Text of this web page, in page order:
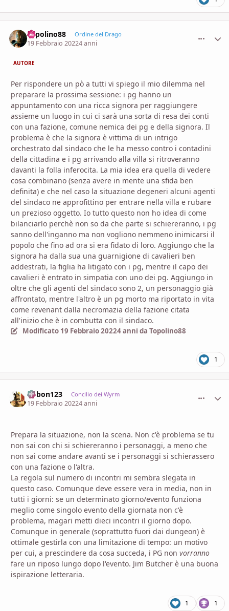
Topolino88 Ordine del Drago
19 Febbraio 20224 anni
AUTORE
Per rispondere un pò a tutti vi spiego il mio dilemma nel
preparare la prossima sessione: i pg hanno un
appuntamento con una ricca signora per raggiungere
assieme un luogo in cui ci sarà una sorta di resa dei conti
con una fazione, comune nemica dei pg e della signora. Il
problema è che la signora è vittima di un intrigo
orchestrato dal sindaco che le ha messo contro i contadini
della cittadina e i pg arrivando alla villa si ritroveranno
davanti la folla inferocita. La mia idea era quella di vedere
cosa combinano (senza avere in mente una sfida ben
definita) e che nel caso la situazione degeneri alcuni agenti
del sindaco ne approfittino per entrare nella villa e rubare
un prezioso oggetto. Io tutto questo non ho idea di come
bilanciarlo perchè non so da che parte si schiereranno, i pg
sanno dell'inganno ma non vogliono nemmeno inimicarsi il
popolo che fino ad ora si era fidato di loro. Aggiungo che la
signora ha dalla sua una guarnigione di cavalieri ben
addestrati, la figlia ha litigato con i pg, mentre il capo dei
cavalieri è entrato in simpatia con uno dei pg. Aggiungo in
oltre che gli agenti del sindaco sono 2, un personaggio già
affrontato, mentre l'altro è un pg morto ma riportato in vita
come revenant dalla necromazia della fazione citata
all'inizio che è in combutta con il sindaco.
Modificato 19 Febbraio 20224 anni da Topolino88
1
bobon123 Concilio dei Wyrm
19 Febbraio 20224 anni
Prepara la situazione, non la scena. Non c'è problema se tu
non sai con chi si schiereranno i personaggi, a meno che
non sai come andare avanti se i personaggi si schierassero
con una fazione o l'altra.
La regola sul numero di incontri mi sembra slegata in
questo caso. Comunque deve essere vera in media, non in
tutti i giorni: se un determinato giorno/evento funziona
meglio come singolo evento della giornata non c'è
problema, magari metti dieci incontri il giorno dopo.
Comunque in generale (soprattutto fuori dai dungeon) è
ottimale gestirla con una limitazione di tempo: un motivo
per cui, a prescindere da cosa succeda, i PG non vorranno
fare un riposo lungo dopo l'evento. Jim Butcher è una buona
ispirazione letteraria.
1 1